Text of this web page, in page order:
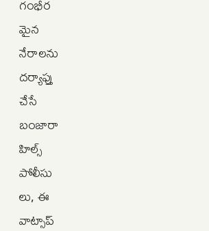
గంభీర
మైన
నేరాలను
దర్యాప్తు
చేసే
బంజారా
హిల్స్
పోలీసు
లు, ఈ
వాట్సాప్